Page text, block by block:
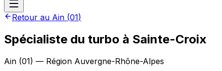
Retour au Ain (01)
Spécialiste du turbo à Sainte-Croix
Ain (01) — Région Auvergne-Rhône-Alpes